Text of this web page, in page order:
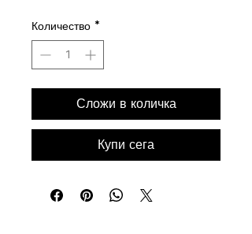
Количество *
Сложи в количка
Купи сега